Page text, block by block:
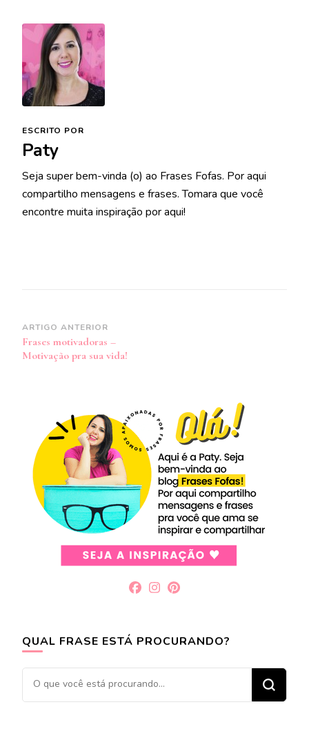
ESCRITO POR
Paty
Seja super bem-vinda (o) ao Frases Fofas. Por aqui
compartilho mensagens e frases. Tomara que você
encontre muita inspiração por aqui!
Navegação
de
post
ARTIGO ANTERIOR
Frases motivadoras –
Motivação pra sua vida!
QUAL FRASE ESTÁ PROCURANDO?
Procurando
algo?